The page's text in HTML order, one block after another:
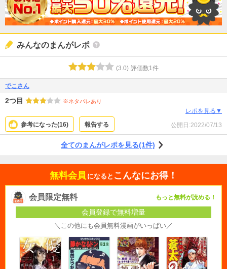
みんなのまんがレポ
(3.0) 評価数1件
でこさん
2つ目 ※ネタバレあり
レポを見る▼
参考になった(16) 報告する 公開日:2022/07/13
全てのまんがレポを見る(1件)
無料会員 になると こんなにお得！
会員限定無料 もっと無料が読める！
会員登録で無料増量
＼この他にも会員無料漫画がいっぱい／